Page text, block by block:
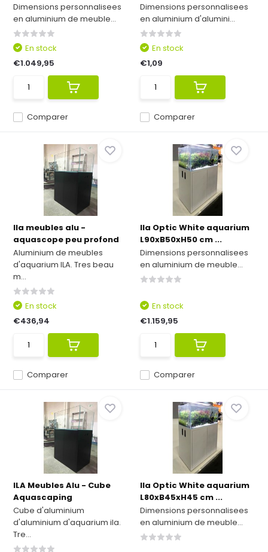
Dimensions personnalisees
en aluminium de meuble...
Comparer
En stock
€1.049,95
Dimensions personnalisees
en aluminium d'alumini...
Comparer
En stock
€1,09
Ila meubles alu -
aquascope peu profond
Aluminium de meubles
d'aquarium ILA. Tres beau
m...
Comparer
En stock
€436,94
Ila Optic White aquarium
L90xB50xH50 cm ...
Dimensions personnalisees
en aluminium de meuble...
Comparer
En stock
€1.159,95
ILA Meubles Alu - Cube
Aquascaping
Cube d'aluminium
d'aluminium d'aquarium ila.
Tre...
Ila Optic White aquarium
L80xB45xH45 cm ...
Dimensions personnalisees
en aluminium de meuble...